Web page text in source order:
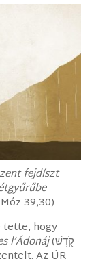
fejdíszt
39,30)
hogy
l’Ádonáj(‎קֹ֖דֶשׁ